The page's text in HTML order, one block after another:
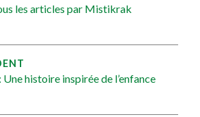
les articles par Mistikrak
histoire inspirée de l’enfance